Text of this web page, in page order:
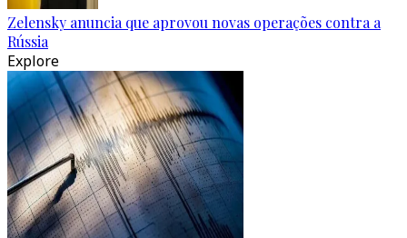
Zelensky anuncia que aprovou novas operações contra a
Rússia
Explore